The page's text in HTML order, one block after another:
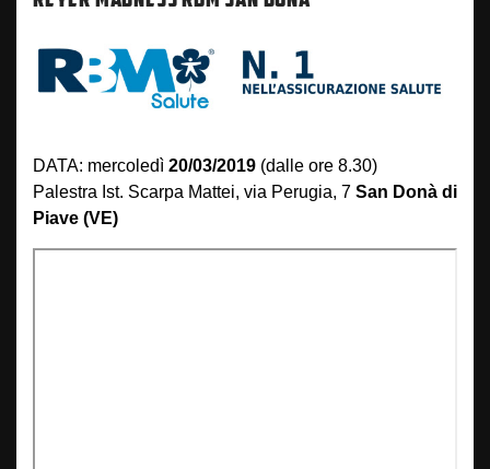
DATA: mercoledì 20/03/2019 (dalle ore 8.30)
Palestra Ist. Scarpa Mattei, via Perugia, 7 San Donà di
Piave (VE)